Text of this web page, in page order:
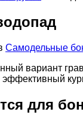
Самодельные
вариант
для